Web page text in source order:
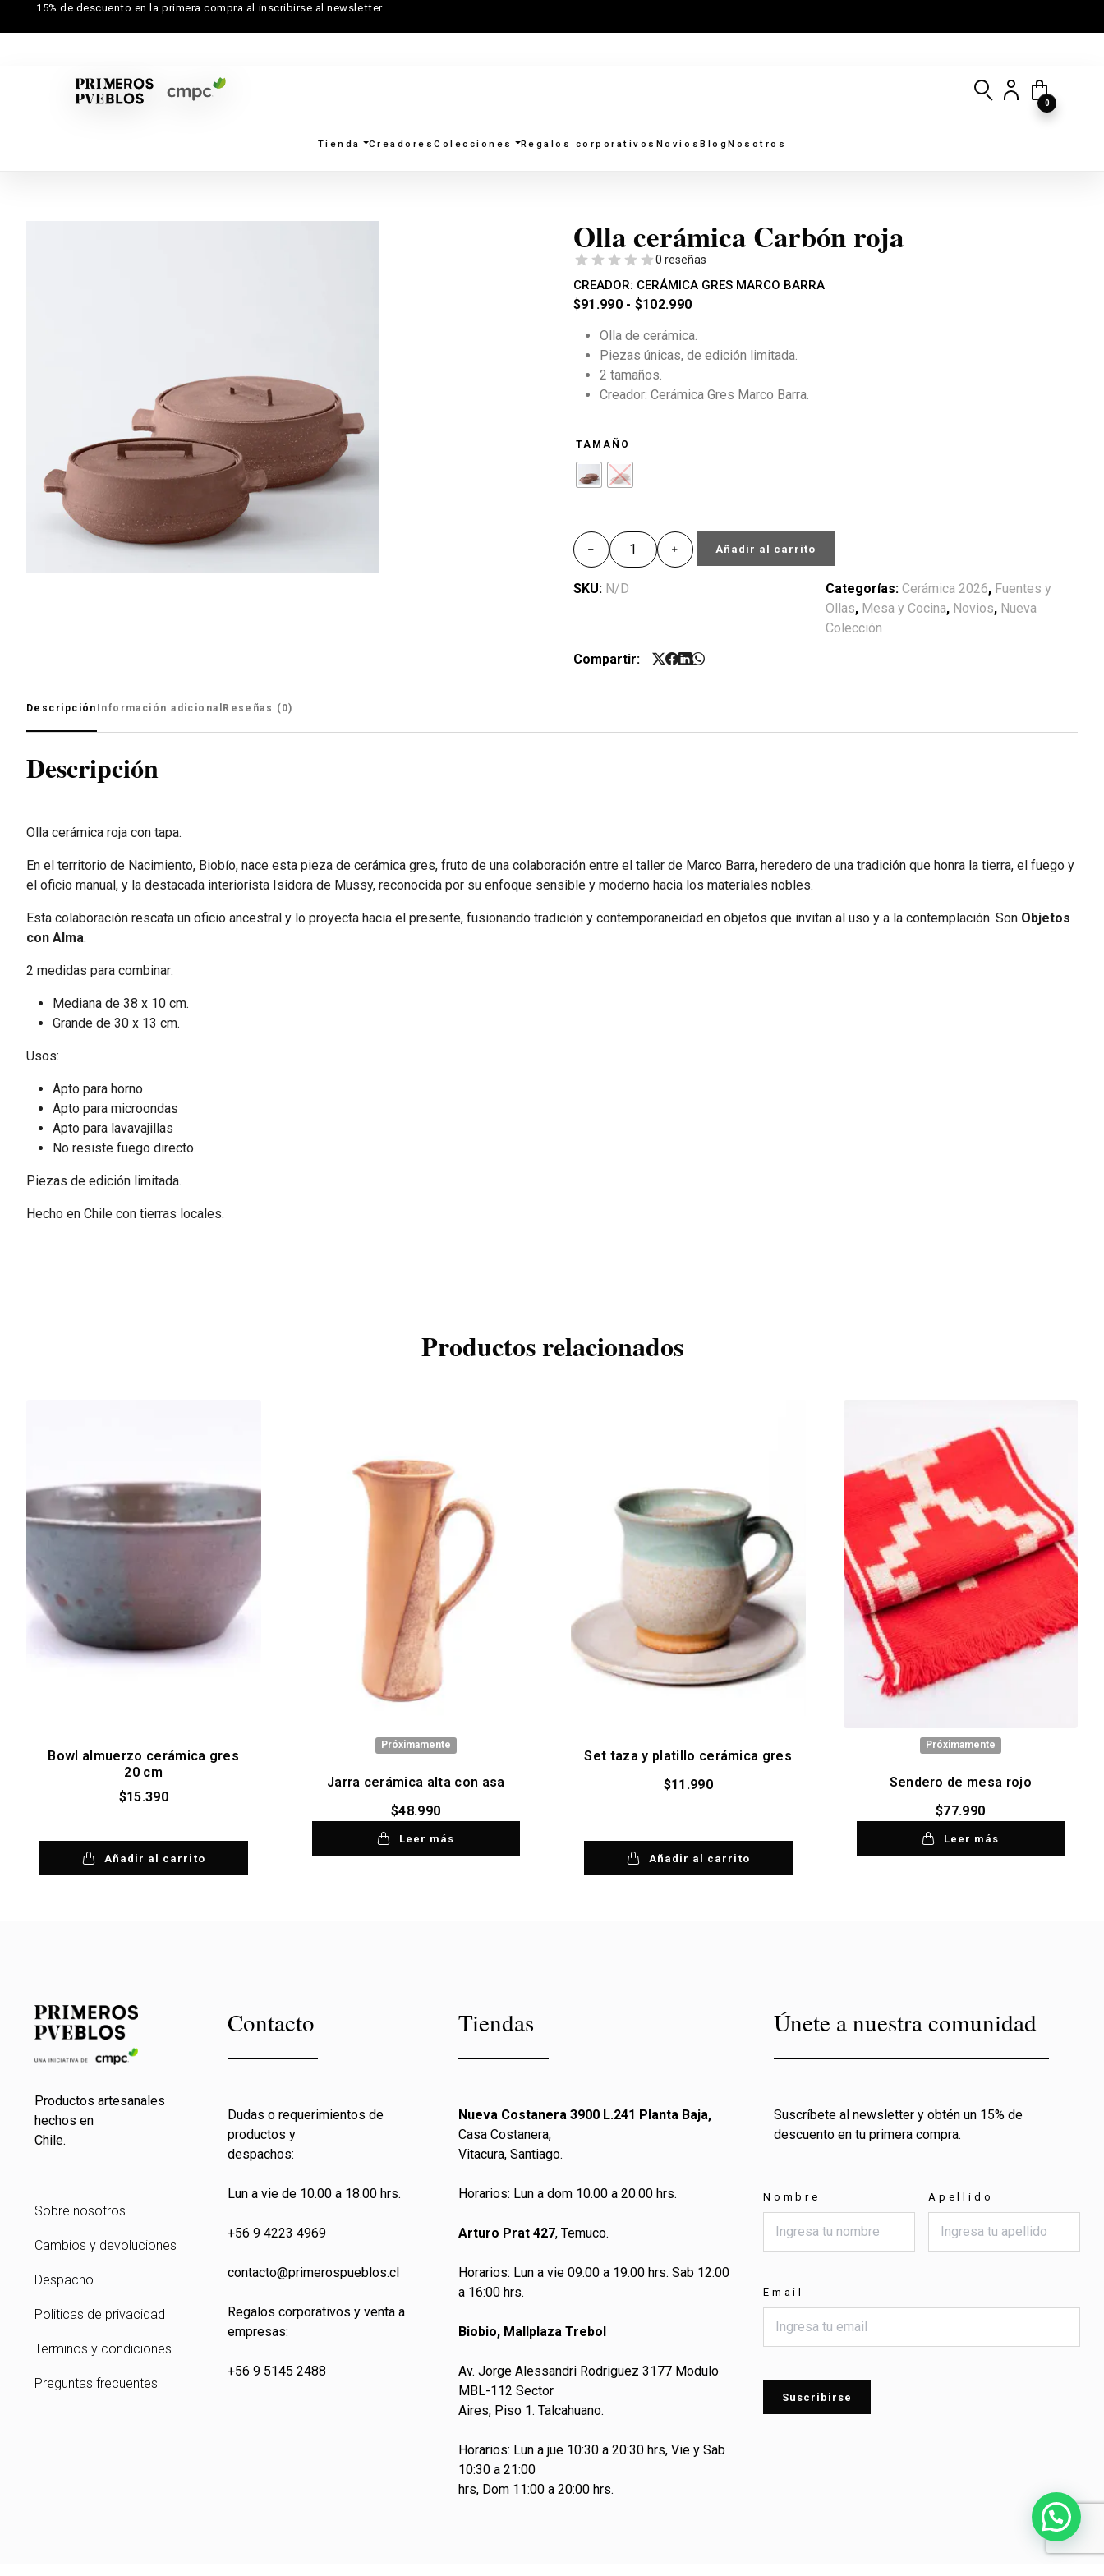
15% de descuento en la primera compra al inscribirse al newsletter
Tienda CreadoresColecciones Regalos corporativos NoviosBlogNosotros
0
Olla cerámica Carbón roja
0 reseñas
CREADOR: CERÁMICA GRES MARCO BARRA
$91.990 - $102.990
Olla de cerámica.
Piezas únicas, de edición limitada.
2 tamaños.
Creador: Cerámica Gres Marco Barra.
TAMAÑO
Añadir al carrito
SKU: N/D Categorías: Cerámica 2026, Fuentes y
Ollas, Mesa y Cocina, Novios, Nueva
Colección
Compartir:
Descripción Información adicional Reseñas (0)
Descripción
Olla cerámica roja con tapa.
En el territorio de Nacimiento, Biobío, nace esta pieza de cerámica gres, fruto de una colaboración entre el taller de Marco Barra, heredero de una tradición que honra la tierra, el fuego y
el oficio manual, y la destacada interiorista Isidora de Mussy, reconocida por su enfoque sensible y moderno hacia los materiales nobles.
Esta colaboración rescata un oficio ancestral y lo proyecta hacia el presente, fusionando tradición y contemporaneidad en objetos que invitan al uso y a la contemplación. Son Objetos
con Alma.
2 medidas para combinar:
Mediana de 38 x 10 cm.
Grande de 30 x 13 cm.
Usos:
Apto para horno
Apto para microondas
Apto para lavavajillas
No resiste fuego directo.
Piezas de edición limitada.
Hecho en Chile con tierras locales.
Productos relacionados
Bowl almuerzo cerámica gres
20 cm
$15.390
Añadir al carrito
Próximamente
Jarra cerámica alta con asa
$48.990
Leer más
Set taza y platillo cerámica gres
$11.990
Añadir al carrito
Próximamente
Sendero de mesa rojo
$77.990
Leer más
Productos artesanales
hechos en
Chile.
Sobre nosotros
Cambios y devoluciones
Despacho
Politicas de privacidad
Terminos y condiciones
Preguntas frecuentes
Contacto
Dudas o requerimientos de
productos y
despachos:
Lun a vie de 10.00 a 18.00 hrs.
+56 9 4223 4969
contacto@primerospueblos.cl
Regalos corporativos y venta a
empresas:
+56 9 5145 2488
Tiendas
Nueva Costanera 3900 L.241 Planta Baja,
Casa Costanera,
Vitacura, Santiago.
Horarios: Lun a dom 10.00 a 20.00 hrs.
Arturo Prat 427, Temuco.
Horarios: Lun a vie 09.00 a 19.00 hrs. Sab 12:00
a 16:00 hrs.
Biobio, Mallplaza Trebol
Av. Jorge Alessandri Rodriguez 3177 Modulo
MBL-112 Sector
Aires, Piso 1. Talcahuano.
Horarios: Lun a jue 10:30 a 20:30 hrs, Vie y Sab
10:30 a 21:00
hrs, Dom 11:00 a 20:00 hrs.
Únete a nuestra comunidad
Suscríbete al newsletter y obtén un 15% de
descuento en tu primera compra.
Nombre Apellido
Email
Suscribirse